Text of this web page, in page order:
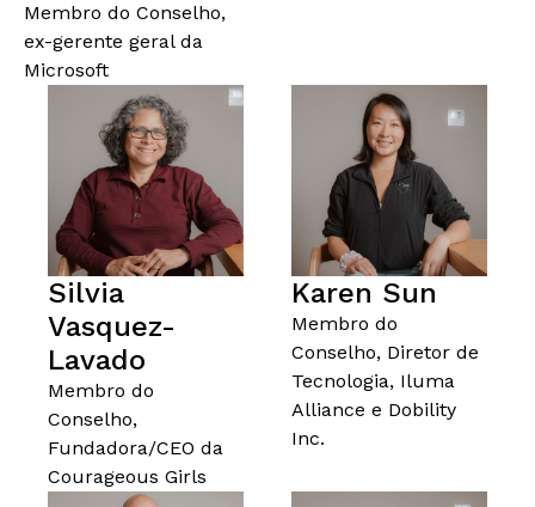
Membro do Conselho,
ex-gerente geral da
Microsoft
Silvia
Vasquez-
Lavado
Membro do
Conselho,
Fundadora/CEO da
Courageous Girls
Karen Sun
Membro do
Conselho, Diretor de
Tecnologia, Iluma
Alliance e Dobility
Inc.